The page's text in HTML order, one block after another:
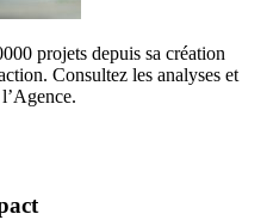
projets depuis sa création
Consultez les analyses et